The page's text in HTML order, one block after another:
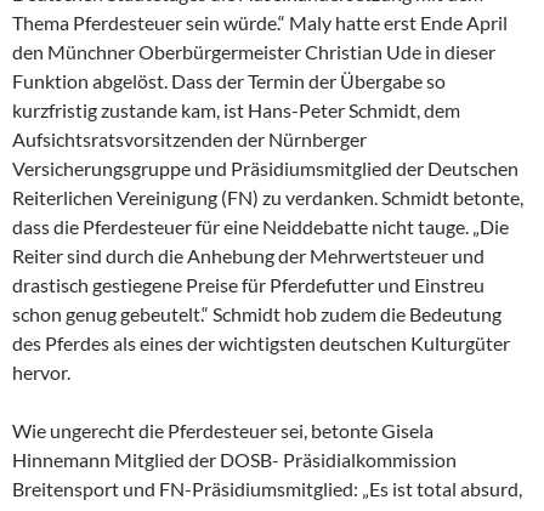
Thema Pferdesteuer sein würde.“ Maly hatte erst Ende April
den Münchner Oberbürgermeister Christian Ude in dieser
Funktion abgelöst. Dass der Termin der Übergabe so
kurzfristig zustande kam, ist Hans-Peter Schmidt, dem
Aufsichtsratsvorsitzenden der Nürnberger
Versicherungsgruppe und Präsidiumsmitglied der Deutschen
Reiterlichen Vereinigung (FN) zu verdanken. Schmidt betonte,
dass die Pferdesteuer für eine Neiddebatte nicht tauge. „Die
Reiter sind durch die Anhebung der Mehrwertsteuer und
drastisch gestiegene Preise für Pferdefutter und Einstreu
schon genug gebeutelt.“ Schmidt hob zudem die Bedeutung
des Pferdes als eines der wichtigsten deutschen Kulturgüter
hervor.
Wie ungerecht die Pferdesteuer sei, betonte Gisela
Hinnemann Mitglied der DOSB- Präsidialkommission
Breitensport und FN-Präsidiumsmitglied: „Es ist total absurd,